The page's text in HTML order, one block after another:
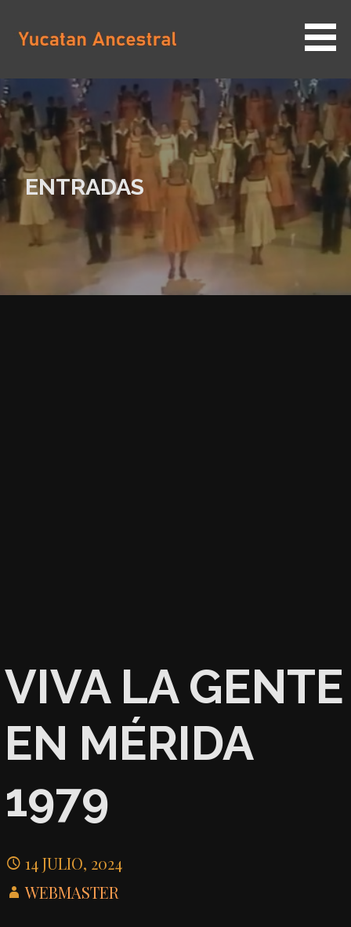
contenido
YUCATAN ANCESTRAL
ENTRADAS
VIVA LA GENTE
EN MÉRIDA
1979
14 JULIO, 2024
WEBMASTER